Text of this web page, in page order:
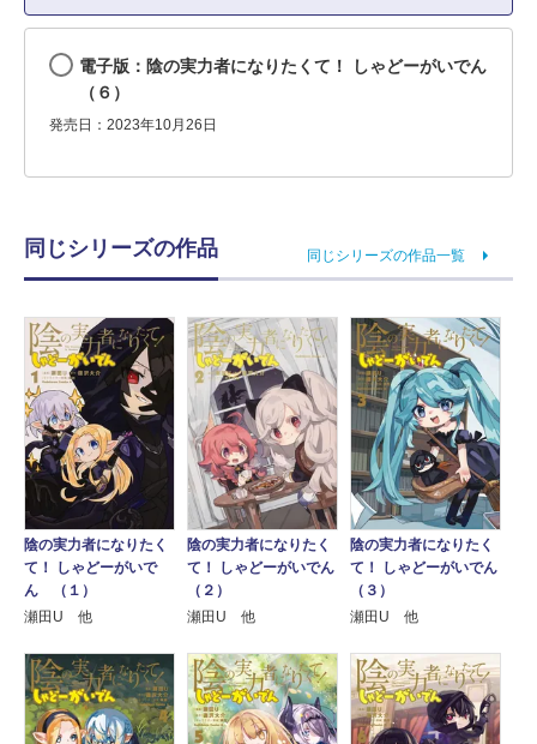
電子版：陰の実力者になりたくて！ しゃどーがいでん
（６）
発売日：2023年10月26日
同じシリーズの作品 同じシリーズの作品一覧
陰の実力者になりたく
て！ しゃどーがいで
ん （１）
瀬田U 他
陰の実力者になりたく
て！ しゃどーがいでん
（２）
瀬田U 他
陰の実力者になりたく
て！ しゃどーがいでん
（３）
瀬田U 他